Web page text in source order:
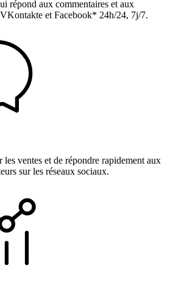
répond aux commentaires et aux
VKontakte et Facebook* 24h/24, 7j/7.
les ventes et de répondre rapidement aux
sur les réseaux sociaux.